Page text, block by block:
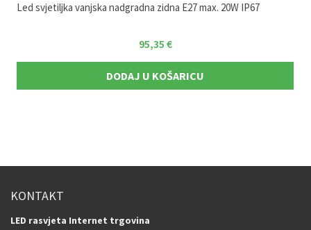
Led svjetiljka vanjska nadgradna zidna E27 max. 20W IP67
95,35 €
DODAJ U KOŠARICU
KONTAKT
LED rasvjeta Internet trgovina